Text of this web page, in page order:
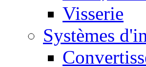
Visserie
Systèmes